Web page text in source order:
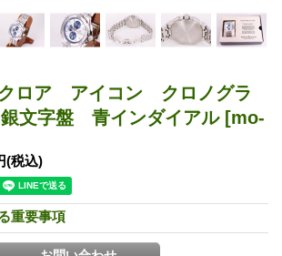
ロア アイコン クロノグラ
文字盤 青インダイアル [mo-
(税込)
重要事項